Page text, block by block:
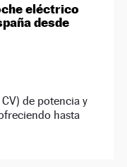
eléctrico
desde
de potencia y
hasta